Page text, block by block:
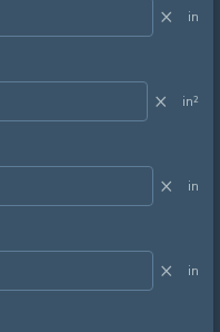
× in
× in²
× in
× in